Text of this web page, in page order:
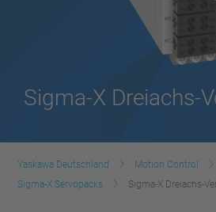
Sigma-X Dreiachs-
Yaskawa Deutschland Motion Control
Sigma-X Servopacks
Sigma-X Dreiachs-